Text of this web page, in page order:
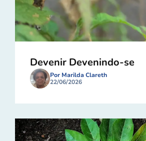
Devenir Devenindo-se
Por Marilda Clareth
22/06/2026